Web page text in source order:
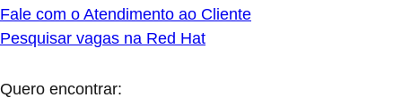
Fale com o Atendimento ao Cliente
Pesquisar vagas na Red Hat
Quero encontrar: